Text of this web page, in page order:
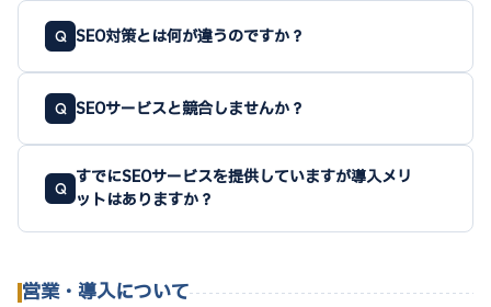
Q SEO対策とは何が違うのですか？
Q SEOサービスと競合しませんか？
Q
すでにSEOサービスを提供していますが導入メリ
ットはありますか？
営業・導入について